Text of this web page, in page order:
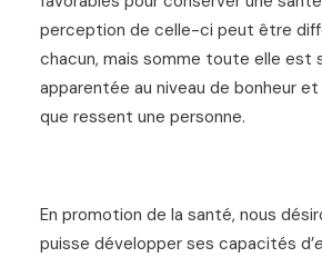
perception de celle-ci peut être
chacun, mais somme toute elle est
apparentée au niveau de bonheur
que ressent une personne.
En promotion de la santé, nous
puisse développer ses capacités d’